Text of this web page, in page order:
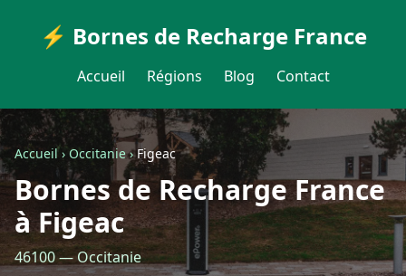
⚡ Bornes de Recharge France
Accueil Régions Blog Contact
Accueil›Occitanie›Figeac
Bornes de Recharge France
à Figeac
46100 — Occitanie